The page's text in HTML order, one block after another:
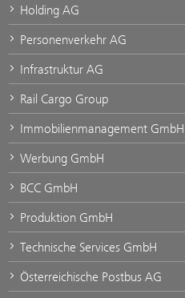
Holding AG
Personenverkehr AG
Infrastruktur AG
Rail Cargo Group
Immobilienmanagement GmbH
Werbung GmbH
BCC GmbH
Produktion GmbH
Technische Services GmbH
Österreichische Postbus AG